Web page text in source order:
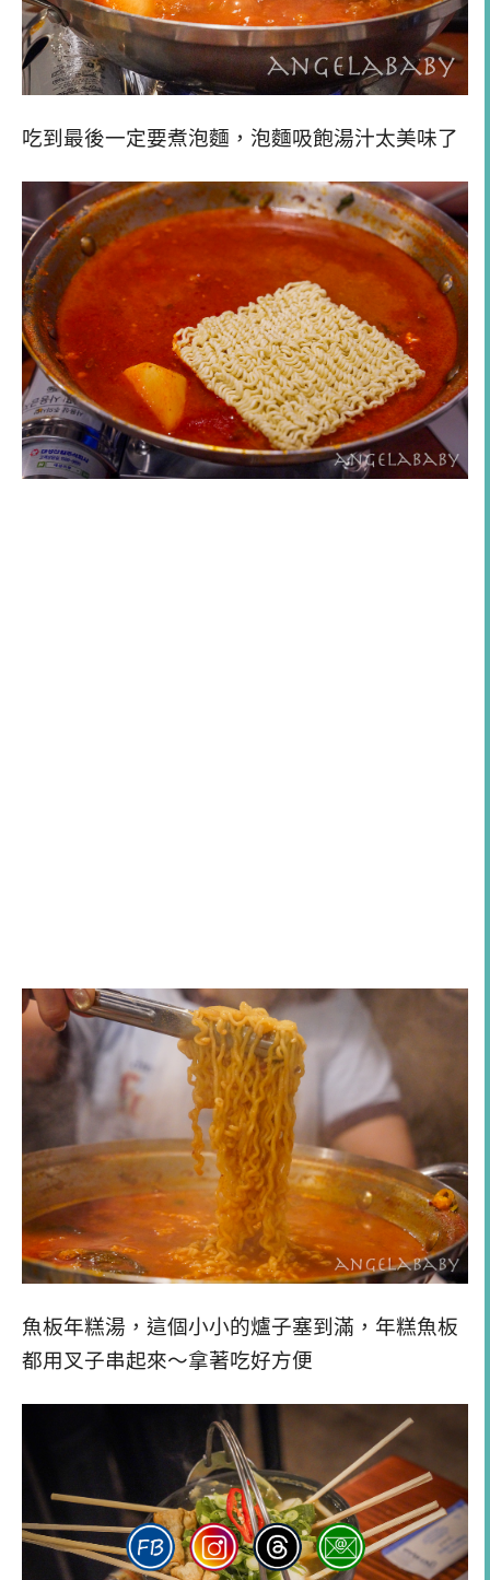
吃到最後一定要煮泡麵，泡麵吸飽湯汁太美味了
魚板年糕湯，這個小小的爐子塞到滿，年糕魚板
都用叉子串起來～拿著吃好方便